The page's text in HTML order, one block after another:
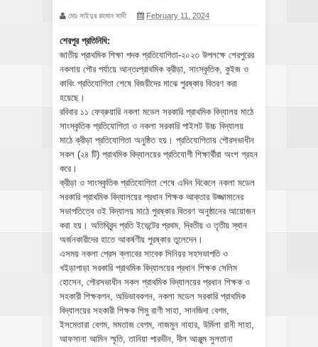
মোঃ সাইদুর রহমান সাদী February 11, 2024
শেরপুর প্রতিনিধি:
জাতীয় প্রাথমিক শিক্ষা পদক প্রতিযোগিতা-২০২৩ উপলক্ষে শেরপুরের
নকলায় পৌর পর্যায়ে আন্তঃপ্রাথমিক ক্রীড়া, সাংস্কৃতিক, কুইজ ও
কাবিং প্রতিযোগিতা শেষে বিজয়ীদের মাঝে পুরষ্কার বিতরণ করা
হয়েছে।
রবিবার ১১ ফেব্রুয়ারি নকলা মডেল সরকারি প্রাথমিক বিদ্যালয় মাঠে
সাংস্কৃতিক প্রতিযোগিতা ও নকলা সরকারি পাইলট উচ্চ বিদ্যালয়
মাঠে ক্রীড়া প্রতিযোগিতা অনুষ্ঠিত হয়। প্রতিযোগিতায় পৌরসভাধীন
সকল (২৪ টি) প্রাথমিক বিদ্যালয়ের প্রতিযোগী শিক্ষার্থীরা অংশ গ্রহন
করে।
ক্রীড়া ও সাংস্কৃতিক প্রতিযোগিতা শেষে এদিন বিকেলে নকলা মডেল
সরকারি প্রাথমিক বিদ্যালয়ের প্রধান শিক্ষক আক্তার উজ্জামানের
সভাপতিত্বে ওই বিদ্যালয় মাঠে পুরষ্কার বিতরণ অনুষ্ঠানের আয়োজন
করা হয়। অতিথিবৃন্দ প্রতি ইভেন্টের প্রথম, দ্বিতীয় ও তৃতীয় স্থান
অর্জনকারীদের হাতে আকর্ষণীয় পুরষ্কার তুলেদেন।
এসময় নকলা প্রেস ক্লাবের সাবেক সিনিয়র সহসভাপতি ও
খইড়াপাড়া সরকারি প্রাথমিক বিদ্যালয়ের প্রধান শিক্ষক সেলিম
হোসেন, পৌরসভাধীন সকল প্রাথমিক বিদ্যালয়ের প্রধান শিক্ষক ও
সহকারী শিক্ষকগন, অভিভাবকগন, নকলা মডেল সরকারি প্রাথমিক
বিদ্যালয়ের সহকারী শিক্ষক শিমু রাণী সাহা, সানজিদা বেগম,
ইসমেতারা বেগম, মমতাজ বেগম, নাজমুন নাহার, উর্মিলা রানী সাহা,
আফসানা আমিন স্মৃতি, তানিয়া পারভীন, দীল আঞ্জুম সুলতানা